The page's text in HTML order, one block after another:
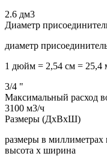
2.6 дм3
Диаметр
диаметр
1 дюйм = 2,54 см = 25,4
3/4 "
Максимальный расход
3100 м3/ч
Размеры (ДхВхШ)
размеры в миллиметрах
высота х ширина